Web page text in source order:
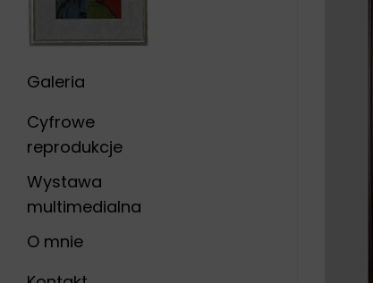
Galeria
Cyfrowe
reprodukcje
Wystawa
multimedialna
O mnie